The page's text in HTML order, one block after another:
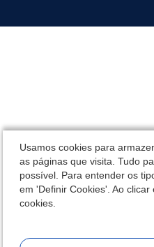
Usamos cookies para
as páginas que visita. Tudo
possível. Para entender os
em 'Definir Cookies'. Ao
cookies.